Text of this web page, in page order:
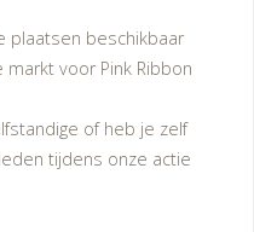
plaatsen beschikbaar
voor Pink Ribbon
of heb je zelf
tijdens onze actie